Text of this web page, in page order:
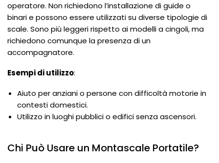
operatore. Non richiedono l’installazione di guide o
binari e possono essere utilizzati su diverse tipologie di
scale. Sono più leggeri rispetto ai modelli a cingoli, ma
richiedono comunque la presenza di un
accompagnatore.
Esempi di utilizzo:
Aiuto per anziani o persone con difficoltà motorie in
contesti domestici.
Utilizzo in luoghi pubblici o edifici senza ascensori.
Chi Può Usare un Montascale Portatile?